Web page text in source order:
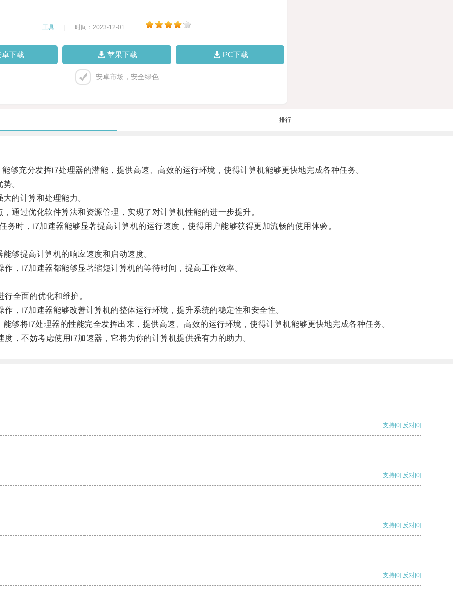
工具 时间：2023-12-01
卓下载 苹果下载 PC下载
安卓市场，安全绿色
排行
充分发挥i7处理器的潜能，提供高速、高效的运行环境，使得计算机能够更快地完成各种任务。
。
的计算和处理能力。
过优化软件算法和资源管理，实现了对计算机性能的进一步提升。
时，i7加速器能够显著提高计算机的运行速度，使得用户能够获得更加流畅的使用体验。
提高计算机的响应速度和启动速度。
i7加速器都能够显著缩短计算机的等待时间，提高工作效率。
全面的优化和维护。
i7加速器能够改善计算机的整体运行环境，提升系统的稳定性和安全性。
将i7处理器的性能完全发挥出来，提供高速、高效的运行环境，使得计算机能够更快地完成各种任务。
不妨考虑使用i7加速器，它将为你的计算机提供强有力的助力。
支持[0] 反对[0]
支持[0] 反对[0]
支持[0] 反对[0]
支持[0] 反对[0]